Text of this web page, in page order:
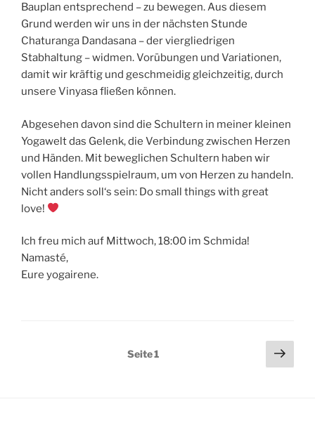
Bauplan entsprechend – zu bewegen. Aus diesem
Grund werden wir uns in der nächsten Stunde
Chaturanga Dandasana – der viergliedrigen
Stabhaltung – widmen. Vorübungen und Variationen,
damit wir kräftig und geschmeidig gleichzeitig, durch
unsere Vinyasa fließen können.
Abgesehen davon sind die Schultern in meiner kleinen
Yogawelt das Gelenk, die Verbindung zwischen Herzen
und Händen. Mit beweglichen Schultern haben wir
vollen Handlungsspielraum, um von Herzen zu handeln.
Nicht anders soll‘s sein: Do small things with great
love!
Ich freu mich auf Mittwoch, 18:00 im Schmida!
Namasté,
Eure yogairene.
Seitennummerierung
Seite1